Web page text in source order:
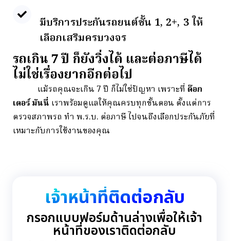
มีบริการประกันรถยนต์ชั้น 1, 2+, 3 ให้
เลือกเสริมครบวงจร
รถเกิน 7 ปี ก็ยังวิ่งได้ และต่อภาษีได้
ไม่ใช่เรื่องยากอีกต่อไป
แม้รถคุณจะเกิน 7ปี ก็ไม่ใช่ปัญหา เพราะที่ ด๊อก
เตอร์มันนี่ เราพร้อมดูแลให้คุณครบทุกขั้นตอน ตั้งแต่การ
ตรวจสภาพรถ ทำ พ.ร.บ. ต่อภาษีไปจนถึงเลือกประกันภัยที่
เหมาะกับการใช้งานของคุณ
เจ้าหน้าที่ติดต่อกลับ
กรอกแบบฟอร์มด้านล่างเพื่อให้เจ้า
หน้าที่ของเราติดต่อกลับ